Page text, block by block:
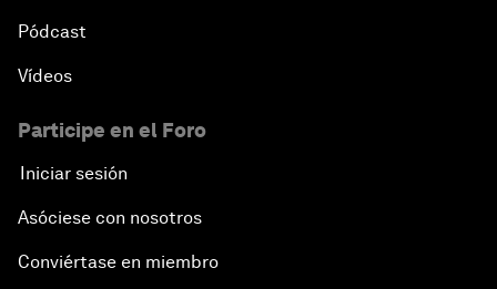
Pódcast
Vídeos
Participe en el Foro
Iniciar sesión
Asóciese con nosotros
Conviértase en miembro